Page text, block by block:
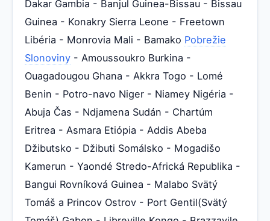
Dakar Gambia - Banjul Guinea-Bissau - Bissau
Guinea - Konakry Sierra Leone - Freetown
Libéria - Monrovia Mali - Bamako Pobrežie
Slonoviny - Amoussoukro Burkina -
Ouagadougou Ghana - Akkra Togo - Lomé
Benin - Potro-navo Niger - Niamey Nigéria -
Abuja Čas - Ndjamena Sudán - Chartúm
Eritrea - Asmara Etiópia - Addis Abeba
Džibutsko - Džibuti Somálsko - Mogadišo
Kamerun - Yaondé Stredo-Africká Republika -
Bangui Rovníková Guinea - Malabo Svätý
Tomáš a Princov Ostrov - Port Gentil(Svätý